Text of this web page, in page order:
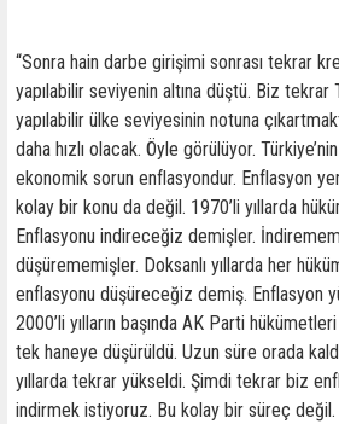
“Sonra hain darbe girişimi sonrası tekrar
yapılabilir seviyenin altına düştü. Biz tekrar
yapılabilir ülke seviyesinin notuna
daha hızlı olacak. Öyle görülüyor.
ekonomik sorun enflasyondur. Enflasyon
kolay bir konu da değil. 1970’li yıllarda
Enflasyonu indireceğiz demişler.
düşürememişler. Doksanlı yıllarda her
enflasyonu düşüreceğiz demiş. Enflasyon
2000’li yılların başında AK Parti
tek haneye düşürüldü. Uzun süre orada
yıllarda tekrar yükseldi. Şimdi tekrar biz
indirmek istiyoruz. Bu kolay bir süreç değil.